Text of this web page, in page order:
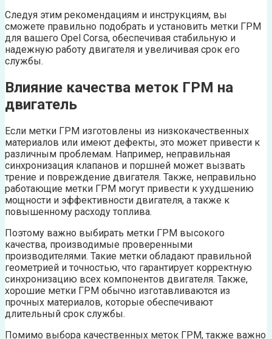
Следуя этим рекомендациям и инструкциям, вы
сможете правильно подобрать и установить метки ГРМ
для вашего Opel Corsa, обеспечивая стабильную и
надежную работу двигателя и увеличивая срок его
службы.
Влияние качества меток ГРМ на
двигатель
Если метки ГРМ изготовлены из низкокачественных
материалов или имеют дефекты, это может привести к
различным проблемам. Например, неправильная
синхронизация клапанов и поршней может вызвать
трение и повреждение двигателя. Также, неправильно
работающие метки ГРМ могут привести к ухудшению
мощности и эффективности двигателя, а также к
повышенному расходу топлива.
Поэтому важно выбирать метки ГРМ высокого
качества, производимые проверенными
производителями. Такие метки обладают правильной
геометрией и точностью, что гарантирует корректную
синхронизацию всех компонентов двигателя. Также,
хорошие метки ГРМ обычно изготавливаются из
прочных материалов, которые обеспечивают
длительный срок службы.
Помимо выбора качественных меток ГРМ, также важно